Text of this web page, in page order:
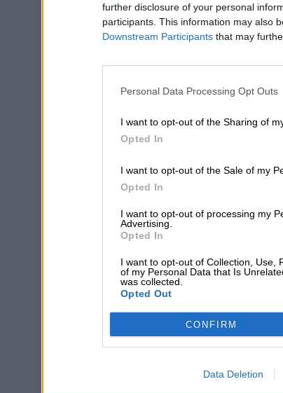
further disclosure of your personal
participants. This information may also
Downstream Participants that may
Personal Data Processing Opt Outs
I want to opt-out of the Sharing of
Opted In
I want to opt-out of the Sale of my
Opted In
I want to opt-out of processing my
Advertising.
Opted In
I want to opt-out of Collection, Use,
of my Personal Data that Is
was collected.
Opted Out
CONFIRM
Data Deletion
Beschreibung
Die belgische
ihr feines
die Belgier ein
Das dunkle
Variation in
ein elegantes
Das Christmas
zeigt bei
winterliches
würziger Rum,
Mischung. Der
den Magen
eingelegten
Ein Hauch
Zitrus verleiht
mit leckerem
Dieses
zu selbst